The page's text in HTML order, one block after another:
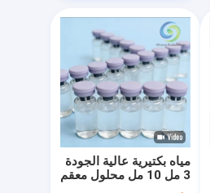
مياه بكتيرية عالية الجودة
3 مل 10 مل محلول معقم
للبحث وإعادة الاستخدام